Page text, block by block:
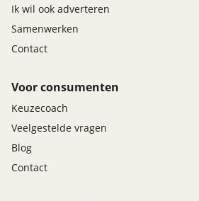
Ik wil ook adverteren
Samenwerken
Contact
Voor consumenten
Keuzecoach
Veelgestelde vragen
Blog
Contact